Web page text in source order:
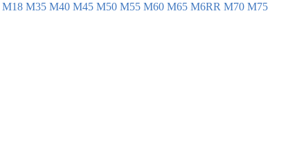
М18 М35 М40 М45 М50 М55 М60 М65 М6RR М70 М75